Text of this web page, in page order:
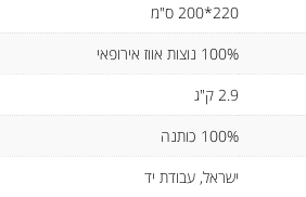
220*200 ס"מ
100% נוצות אווז אירופאי
2.9 ק"ג
100% כותנה
ישראל, עבודת יד